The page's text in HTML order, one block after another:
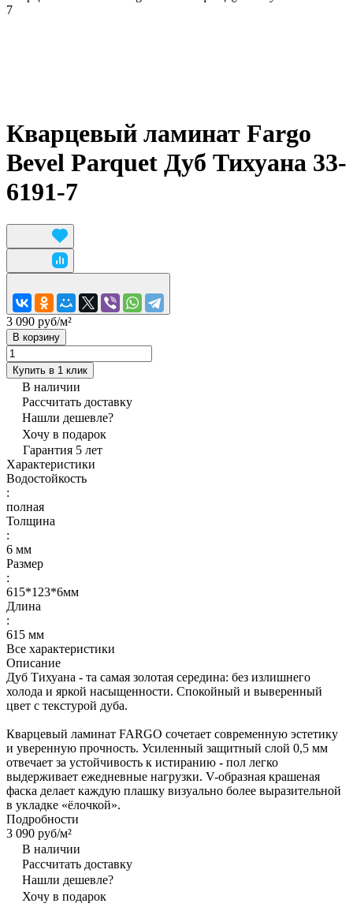
7
Кварцевый ламинат Fargo
Bevel Parquet Дуб Тихуана 33-
6191-7
3 090 руб/м²
В корзину
Купить в 1 клик
В наличии
Рассчитать доставку
Нашли дешевле?
Хочу в подарок
Гарантия 5 лет
Характеристики
Водостойкость
:
полная
Толщина
:
6 мм
Размер
:
615*123*6мм
Длина
:
615 мм
Все характеристики
Описание
Дуб Тихуана - та самая золотая середина: без излишнего
холода и яркой насыщенности. Спокойный и выверенный
цвет с текстурой дуба.
Кварцевый ламинат FARGO сочетает современную эстетику
и уверенную прочность. Усиленный защитный слой 0,5 мм
отвечает за устойчивость к истиранию - пол легко
выдерживает ежедневные нагрузки. V-образная крашеная
фаска делает каждую плашку визуально более выразительной
в укладке «ёлочкой».
Подробности
3 090 руб/м²
В наличии
Рассчитать доставку
Нашли дешевле?
Хочу в подарок